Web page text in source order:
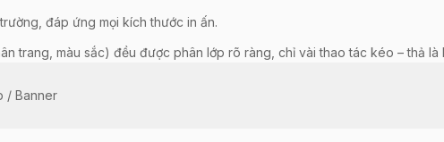
đáp ứng mọi kích thước in ấn.
trang, màu sắc) đều được phân lớp rõ ràng, chỉ vài thao tác kéo – thả là
hoặc in bạt khổ lớn, backdrop di động…
/ Banner